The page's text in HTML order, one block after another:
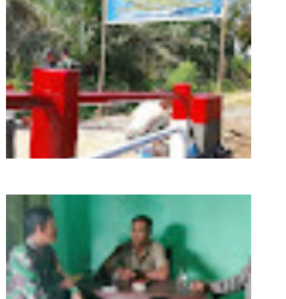
Sentuhan Akhir Jembatan
Garuda Dikebut, Kodim 0118
Optimistis Tepat Waktu